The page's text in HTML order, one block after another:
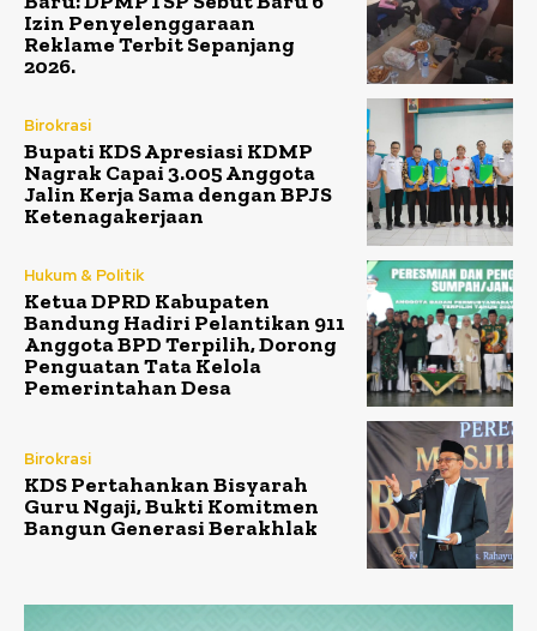
Izin Penyelenggaraan
Reklame Terbit Sepanjang
2026.
Birokrasi
Bupati KDS Apresiasi KDMP
Nagrak Capai 3.005 Anggota
Jalin Kerja Sama dengan BPJS
Ketenagakerjaan
Hukum & Politik
Ketua DPRD Kabupaten
Bandung Hadiri Pelantikan 911
Anggota BPD Terpilih, Dorong
Penguatan Tata Kelola
Pemerintahan Desa
Birokrasi
KDS Pertahankan Bisyarah
Guru Ngaji, Bukti Komitmen
Bangun Generasi Berakhlak